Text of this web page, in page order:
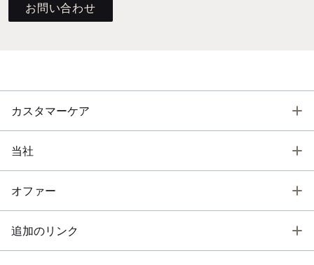
お問い合わせ
カスタマーケア
当社
オファー
追加のリンク